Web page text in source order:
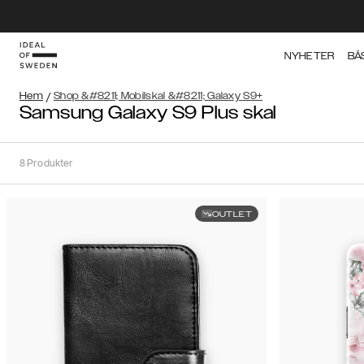
NYHETER
Hem / Shop &#8211; Mobilskal &#8211; Galaxy S9+
Samsung Galaxy S9 Plus skal
8Produkter
Sortera på:
Rekommenderat
Rekommenderat
Popularitet
OUTLET